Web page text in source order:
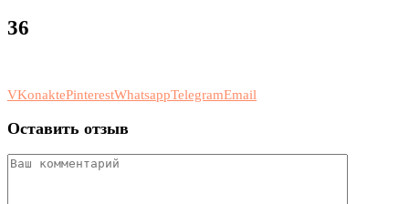
36
VKonaktePinterestWhatsappTelegramEmail
Оставить отзыв